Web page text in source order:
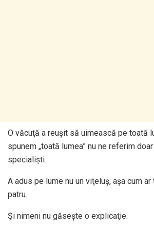
O văcuţă a reuşit să uimească pe toată
spunem „toată lumea” nu ne referim
specialişti.
A adus pe lume nu un viţeluş, aşa cum
patru.
Şi nimeni nu găseşte o explicaţie.